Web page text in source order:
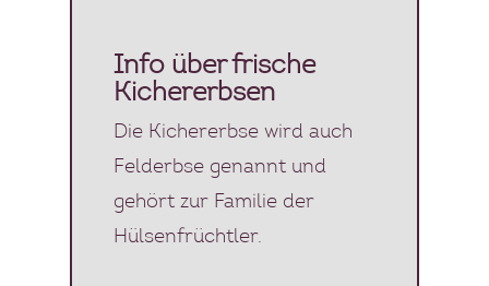
Info über frische
Kichererbsen
Die Kichererbse wird auch
Felderbse genannt und
gehört zur Familie der
Hülsenfrüchtler.